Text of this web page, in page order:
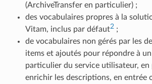
(ArchiveTransfer en particulier) ;
des vocabulaires propres à la
Vitam, inclus par défaut2;
de vocabulaires non gérés par les
items et ajoutés pour répondre à
particulier du service utilisateur,
enrichir les descriptions, en entrée